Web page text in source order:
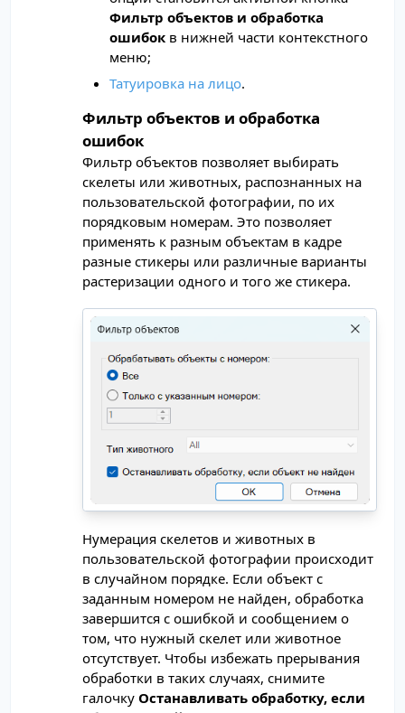
Фильтр объектов и обработка
ошибок в нижней части контекстного
меню;
Татуировка на лицо.
Фильтр объектов и обработка
ошибок
Фильтр объектов позволяет выбирать
скелеты или животных, распознанных на
пользовательской фотографии, по их
порядковым номерам. Это позволяет
применять к разным объектам в кадре
разные стикеры или различные варианты
растеризации одного и того же стикера.
Нумерация скелетов и животных в
пользовательской фотографии происходит
в случайном порядке. Если объект с
заданным номером не найден, обработка
завершится с ошибкой и сообщением о
том, что нужный скелет или животное
отсутствует. Чтобы избежать прерывания
обработки в таких случаях, снимите
галочку Останавливать обработку, если